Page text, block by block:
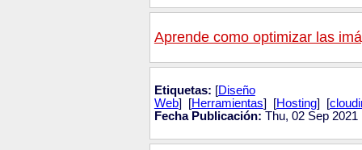
Aprende como optimizar las
Etiquetas: [Diseño
Web] [Herramientas] [Hosting] [
Fecha Publicación: Thu, 02 Sep 2021